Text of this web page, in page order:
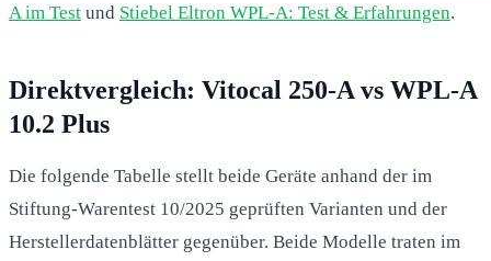
A im Test und Stiebel Eltron WPL-A: Test & Erfahrungen.
Direktvergleich: Vitocal 250-A vs WPL-A
10.2 Plus
Die folgende Tabelle stellt beide Geräte anhand der im
Stiftung-Warentest 10/2025 geprüften Varianten und der
Herstellerdatenblätter gegenüber. Beide Modelle traten im